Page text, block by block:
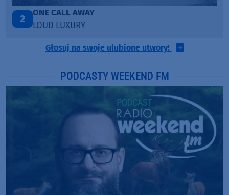
Głosuj na swoje ulubione utwory!
PODCASTY WEEKEND FM